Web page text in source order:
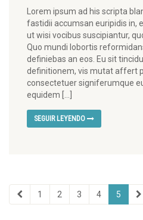
Lorem ipsum ad his scripta
fastidii accumsan euripidis in,
ut wisi vocibus suscipiantur,
Quo mundi lobortis
definiebas an eos. Eu sit
definitionem, vis mutat affert
consectetuer signiferumque
equidem […]
SEGUIR LEYENDO
1 2 3 4 5